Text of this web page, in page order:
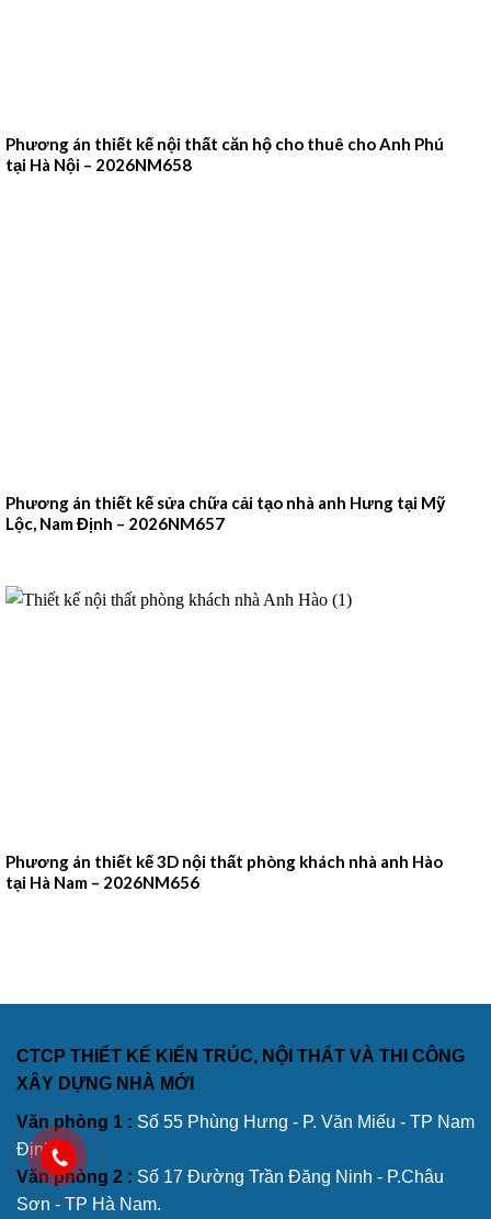
Phương án thiết kế nội thất căn hộ cho thuê cho Anh Phú
tại Hà Nội – 2026NM658
Phương án thiết kế sửa chữa cải tạo nhà anh Hưng tại Mỹ
Lộc, Nam Định – 2026NM657
Phương án thiết kế 3D nội thất phòng khách nhà anh Hào
tại Hà Nam – 2026NM656
CTCP THIẾT KẾ KIẾN TRÚC, NỘI THẤT VÀ THI CÔNG
XÂY DỰNG NHÀ MỚI
Văn phòng 1 : Số 55 Phùng Hưng - P. Văn Miếu - TP Nam
Định.
Văn phòng 2 : Số 17 Đường Trần Đăng Ninh - P.Châu
Sơn - TP Hà Nam.